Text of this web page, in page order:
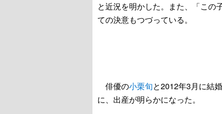
と近況を明かした。また、「この
ての決意もつづっている。
俳優の小栗旬と2012年3月に結
に、出産が明らかになった。